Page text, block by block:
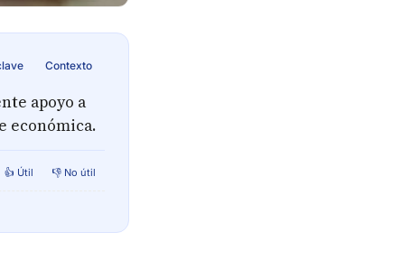
Contexto
apoyo a
económica.
👍 Útil 👎 No útil